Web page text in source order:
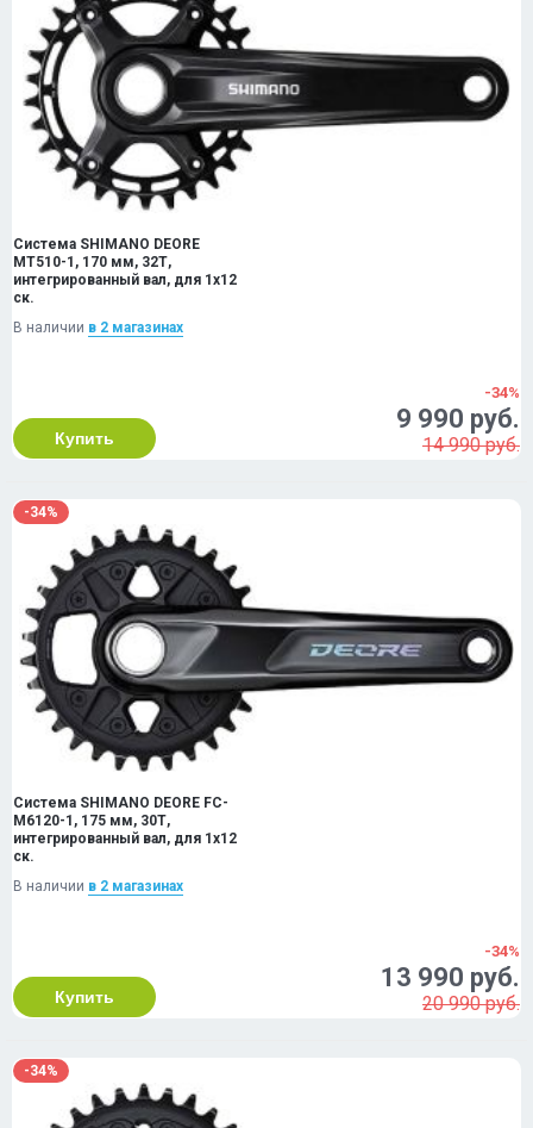
Система SHIMANO DEORE
MT510-1, 170 мм, 32Т,
интегрированный вал, для 1x12
ск.
В наличии в 2 магазинах
Купить
-34%
9 990 руб.
14 990 руб.
-34%
Система SHIMANO DEORE FC-
M6120-1, 175 мм, 30Т,
интегрированный вал, для 1x12
ск.
В наличии в 2 магазинах
Купить
-34%
13 990 руб.
20 990 руб.
-34%